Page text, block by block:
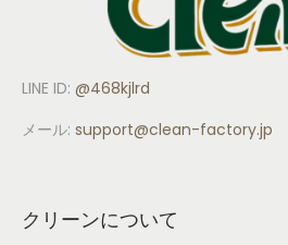
LINE ID: @468kjlrd
メール: support@clean-factory.jp
クリーンについて